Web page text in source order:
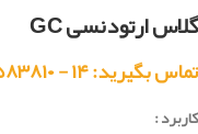
گلاس ارتودنسی GC
تماس بگیرید: ۱۴ - ۰۲۱۶۶۵۸۳۸۱۰
کاربرد :